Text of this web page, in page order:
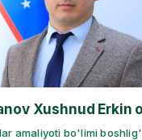
Xushnud Erkin
amaliyoti bo'limi